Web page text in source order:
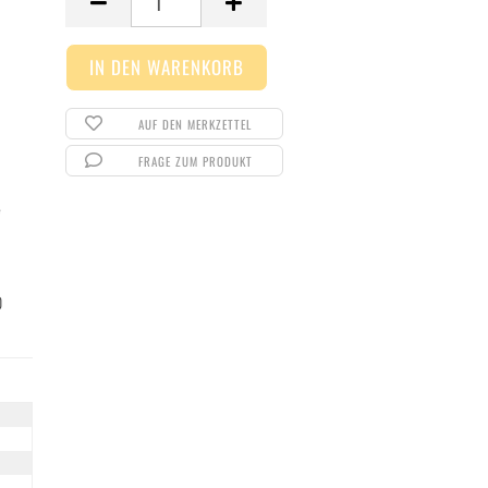
AUF DEN MERKZETTEL
FRAGE ZUM PRODUKT